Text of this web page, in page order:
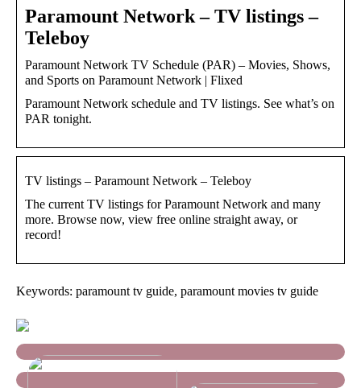
Paramount Network – TV listings –
Teleboy
Paramount Network TV Schedule (PAR) – Movies, Shows,
and Sports on Paramount Network | Flixed
Paramount Network schedule and TV listings. See what’s on
PAR tonight.
TV listings – Paramount Network – Teleboy
The current TV listings for Paramount Network and many
more. Browse now, view free online straight away, or
record!
Keywords: paramount tv guide, paramount movies tv guide